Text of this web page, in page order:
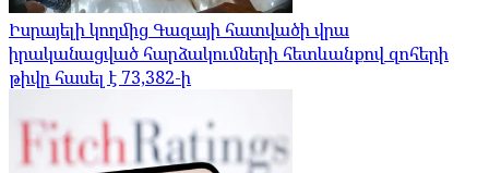
Իսրայելի կողմից Գազայի հատվածի վրա
իրականացված հարձակումների հետևանքով զոհերի
թիվը հասել է 73,382-ի